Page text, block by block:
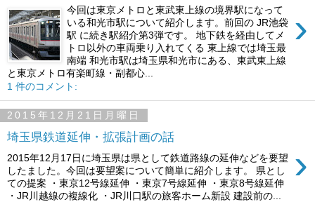
›
今回は東京メトロと東武東上線の境界駅になって
いる和光市駅について紹介します。前回の JR池袋
駅 に続き駅紹介第3弾です。 地下鉄を経由してメ
トロ以外の車両乗り入れてくる 東上線では埼玉最
南端 和光市駅は埼玉県和光市にある、東武東上線
と東京メトロ有楽町線・副都心...
1 件のコメント:
2015年12月21日月曜日
埼玉県鉄道延伸・拡張計画の話
›
2015年12月17日に埼玉県は県として鉄道路線の延伸などを要望
したました。今回は要望案について簡単に紹介します。 県とし
ての提案 ・東京12号線延伸 ・東京7号線延伸 ・東京8号線延伸
・JR川越線の複線化 ・JR川口駅の旅客ホーム新設 建設前の...